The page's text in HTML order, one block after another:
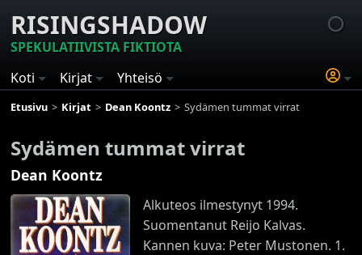
RISINGSHADOW
SPEKULATIIVISTA FIKTIOTA
Koti
Kirjat Yhteisö
Etusivu Kirjat Dean Koontz Sydämen tummat virrat
Sydämen tummat virrat
Dean Koontz
Alkuteos ilmestynyt 1994.
Suomentanut Reijo Kalvas.
Kannen kuva: Peter Mustonen. 1.